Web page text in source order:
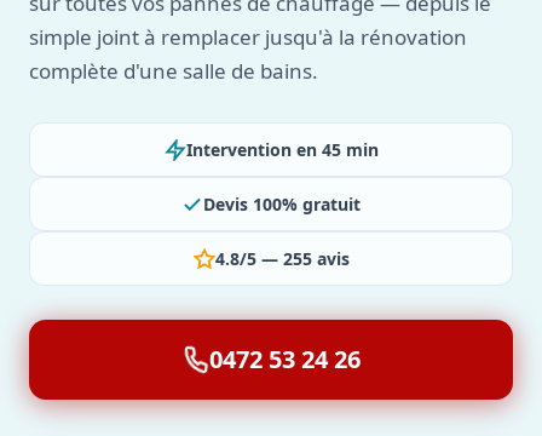
simple joint à remplacer jusqu'à la rénovation
complète d'une salle de bains.
Intervention en 45 min
Devis 100% gratuit
4.8/5 — 255 avis
0472 53 24 26